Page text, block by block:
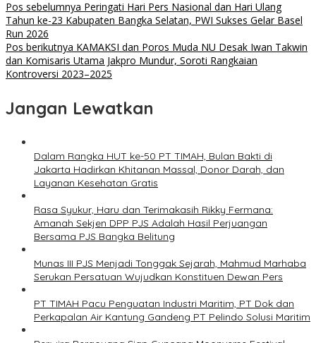
Pos sebelumnya Peringati Hari Pers Nasional dan Hari Ulang
Tahun ke-23 Kabupaten Bangka Selatan, PWI Sukses Gelar Basel
Run 2026
Pos berikutnya KAMAKSI dan Poros Muda NU Desak Iwan Takwin
dan Komisaris Utama Jakpro Mundur, Soroti Rangkaian
Kontroversi 2023–2025
Jangan Lewatkan
Dalam Rangka HUT ke-50 PT TIMAH, Bulan Bakti di
Jakarta Hadirkan Khitanan Massal, Donor Darah, dan
Layanan Kesehatan Gratis
Rasa Syukur, Haru dan Terimakasih Rikky Fermana:
Amanah Sekjen DPP PJS Adalah Hasil Perjuangan
Bersama PJS Bangka Belitung
Munas III PJS Menjadi Tonggak Sejarah, Mahmud Marhaba
Serukan Persatuan Wujudkan Konstituen Dewan Pers
PT TIMAH Pacu Penguatan Industri Maritim, PT Dok dan
Perkapalan Air Kantung Gandeng PT Pelindo Solusi Maritim